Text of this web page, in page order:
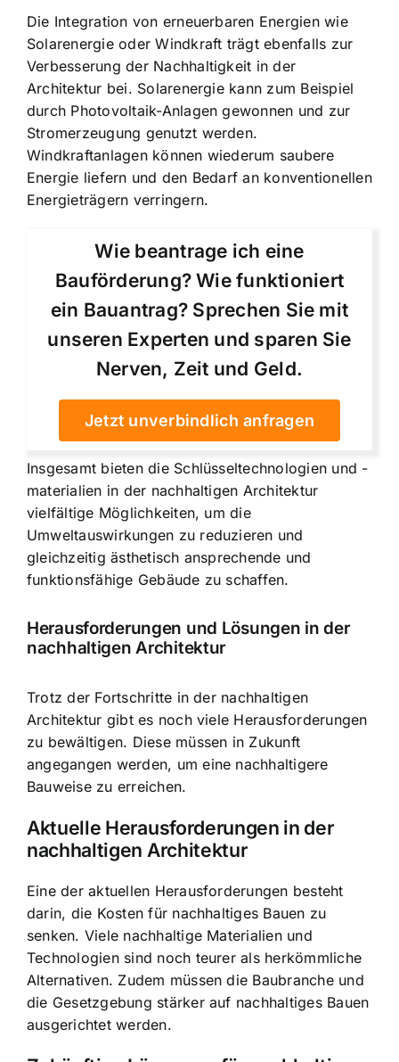
Die Integration von erneuerbaren Energien wie
Solarenergie oder Windkraft trägt ebenfalls zur
Verbesserung der Nachhaltigkeit in der
Architektur bei. Solarenergie kann zum Beispiel
durch Photovoltaik-Anlagen gewonnen und zur
Stromerzeugung genutzt werden.
Windkraftanlagen können wiederum saubere
Energie liefern und den Bedarf an konventionellen
Energieträgern verringern.
Wie beantrage ich eine
Bauförderung? Wie funktioniert
ein Bauantrag? Sprechen Sie mit
unseren Experten und sparen Sie
Nerven, Zeit und Geld.
Jetzt unverbindlich anfragen
Insgesamt bieten die Schlüsseltechnologien und -
materialien in der nachhaltigen Architektur
vielfältige Möglichkeiten, um die
Umweltauswirkungen zu reduzieren und
gleichzeitig ästhetisch ansprechende und
funktionsfähige Gebäude zu schaffen.
Herausforderungen und Lösungen in der
nachhaltigen Architektur
Trotz der Fortschritte in der nachhaltigen
Architektur gibt es noch viele Herausforderungen
zu bewältigen. Diese müssen in Zukunft
angegangen werden, um eine nachhaltigere
Bauweise zu erreichen.
Aktuelle Herausforderungen in der
nachhaltigen Architektur
Eine der aktuellen Herausforderungen besteht
darin, die Kosten für nachhaltiges Bauen zu
senken. Viele nachhaltige Materialien und
Technologien sind noch teurer als herkömmliche
Alternativen. Zudem müssen die Baubranche und
die Gesetzgebung stärker auf nachhaltiges Bauen
ausgerichtet werden.